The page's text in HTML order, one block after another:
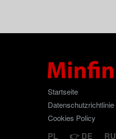
Startseite
Datenschutzrichtlinie
Cookies Policy
PL DE RU